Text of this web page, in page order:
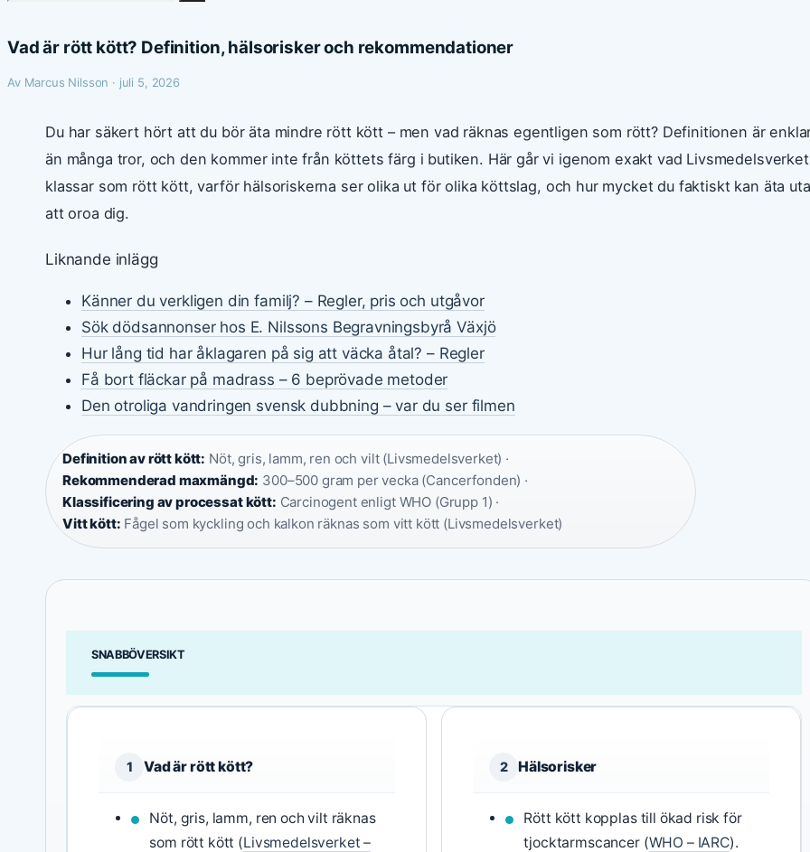
Vad är rött kött? Definition, hälsorisker och rekommendationer
Av Marcus Nilsson · juli 5, 2026
Du har säkert hört att du bör äta mindre rött kött – men vad räknas egentligen som rött? Definitionen är
än många tror, och den kommer inte från köttets färg i butiken. Här går vi igenom exakt vad Livsmedelsverket
klassar som rött kött, varför hälsoriskerna ser olika ut för olika köttslag, och hur mycket du faktiskt kan äta
att oroa dig.
Liknande inlägg
Känner du verkligen din familj? – Regler, pris och utgåvor
Sök dödsannonser hos E. Nilssons Begravningsbyrå Växjö
Hur lång tid har åklagaren på sig att väcka åtal? – Regler
Få bort fläckar på madrass – 6 beprövade metoder
Den otroliga vandringen svensk dubbning – var du ser filmen
Definition av rött kött: Nöt, gris, lamm, ren och vilt (Livsmedelsverket) ·
Rekommenderad maxmängd: 300–500 gram per vecka (Cancerfonden) ·
Klassificering av processat kött: Carcinogent enligt WHO (Grupp 1) ·
Vitt kött: Fågel som kyckling och kalkon räknas som vitt kött (Livsmedelsverket)
SNABBÖVERSIKT
1 Vad är rött kött?
Nöt, gris, lamm, ren och vilt räknas
som rött kött (Livsmedelsverket –
2 Hälsorisker
Rött kött kopplas till ökad risk för
tjocktarmscancer (WHO – IARC).